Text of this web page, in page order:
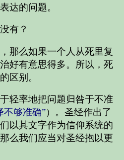
达的问题。
有？
那么如果一个人从死里复
好有意思得多。所以，死
区别。
轻率地把问题归咎于不准
不够准确”）。圣经作出了
以其文字作为信仰系统的
么我们应当对圣经抱以更